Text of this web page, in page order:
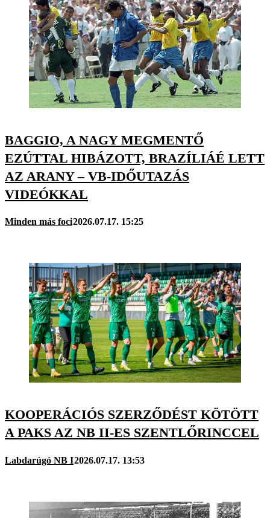
BAGGIO, A NAGY MEGMENTŐ
EZÚTTAL HIBÁZOTT, BRAZÍLIÁÉ LETT
AZ ARANY – VB-IDŐUTAZÁS
VIDEÓKKAL
Minden más foci2026.07.17. 15:25
KOOPERÁCIÓS SZERZŐDÉST KÖTÖTT
A PAKS AZ NB II-ES SZENTLŐRINCCEL
Labdarúgó NB I2026.07.17. 13:53